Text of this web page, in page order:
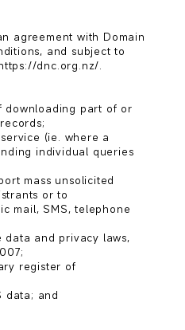
agreement with Domain
and subject to
dnc.org.nz/.
downloading part of or
(ie. where a
individual queries
mass unsolicited
or to
mail, SMS, telephone
data and privacy laws,
register of
data; and